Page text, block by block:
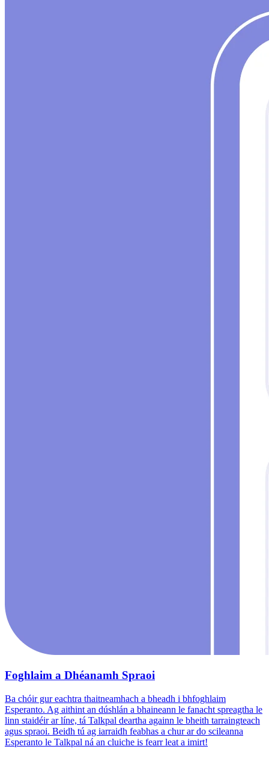
Foghlaim a Dhéanamh Spraoi
Ba chóir gur eachtra thaitneamhach a bheadh i bhfoghlaim
Esperanto. Ag aithint an dúshlán a bhaineann le fanacht spreagtha le
linn staidéir ar líne, tá Talkpal deartha againn le bheith tarraingteach
agus spraoi. Beidh tú ag iarraidh feabhas a chur ar do scileanna
Esperanto le Talkpal ná an cluiche is fearr leat a imirt!